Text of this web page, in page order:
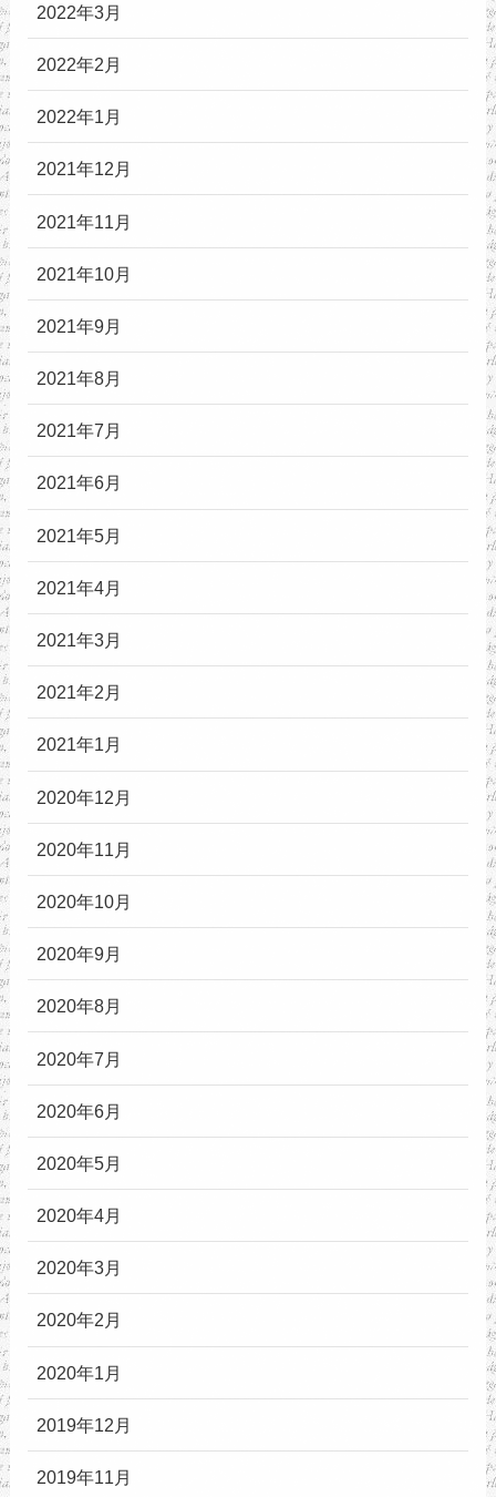
2022年3月
2022年2月
2022年1月
2021年12月
2021年11月
2021年10月
2021年9月
2021年8月
2021年7月
2021年6月
2021年5月
2021年4月
2021年3月
2021年2月
2021年1月
2020年12月
2020年11月
2020年10月
2020年9月
2020年8月
2020年7月
2020年6月
2020年5月
2020年4月
2020年3月
2020年2月
2020年1月
2019年12月
2019年11月